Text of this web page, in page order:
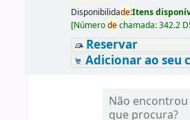
Disponibilidade:Itens
[Númerodechamada:342.2
Reservar
Adicionar ao seu
Não encontrou
que procura?